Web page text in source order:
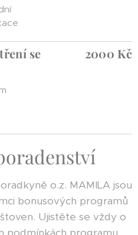
se
2000 Kč
o.z. MAMILA jsou
bonusových programů
Ujistěte se vždy o